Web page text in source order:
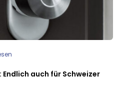
Endlich auch für Schweizer